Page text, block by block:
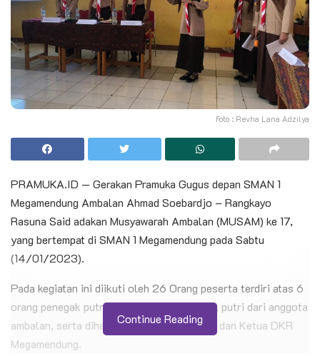
Foto : Revha Lana Adzilya
PRAMUKA.ID — Gerakan Pramuka Gugus depan SMAN 1
Megamendung Ambalan Ahmad Soebardjo – Rangkayo
Rasuna Said adakan Musyawarah Ambalan (MUSAM) ke 17,
yang bertempat di SMAN 1 Megamendung pada Sabtu
(14/01/2023).
Pada kegiatan ini diikuti oleh 26 Orang peserta terdiri atas 6
orang penegak putra dan 20 orang penegak putri dari anggota
ambalan, serta dihadiri oleh Pembina putra dan Ketua DKR
Megamendung.
Continue Reading